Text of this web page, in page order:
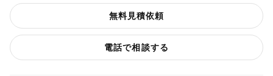
無料見積依頼
電話で相談する